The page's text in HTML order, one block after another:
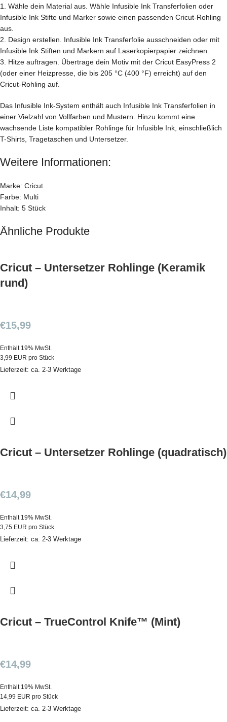
1. Wähle dein Material aus. Wähle Infusible Ink Transferfolien oder
Infusible Ink Stifte und Marker sowie einen passenden Cricut-Rohling
aus.
2. Design erstellen. Infusible Ink Transferfolie ausschneiden oder mit
Infusible Ink Stiften und Markern auf Laserkopierpapier zeichnen.
3. Hitze auftragen. Übertrage dein Motiv mit der Cricut EasyPress 2
(oder einer Heizpresse, die bis 205 °C (400 °F) erreicht) auf den
Cricut-Rohling auf.
Das Infusible Ink-System enthält auch Infusible Ink Transferfolien in
einer Vielzahl von Vollfarben und Mustern. Hinzu kommt eine
wachsende Liste kompatibler Rohlinge für Infusible Ink, einschließlich
T-Shirts, Tragetaschen und Untersetzer.
Weitere Informationen:
Marke: Cricut
Farbe: Multi
Inhalt: 5 Stück
Ähnliche Produkte
Cricut – Untersetzer Rohlinge (Keramik
rund)
€15,99
Enthält 19% MwSt.
3,99 EUR pro Stück
Lieferzeit: ca. 2-3 Werktage
Cricut – Untersetzer Rohlinge (quadratisch)
€14,99
Enthält 19% MwSt.
3,75 EUR pro Stück
Lieferzeit: ca. 2-3 Werktage
Cricut – TrueControl Knife™ (Mint)
€14,99
Enthält 19% MwSt.
14,99 EUR pro Stück
Lieferzeit: ca. 2-3 Werktage